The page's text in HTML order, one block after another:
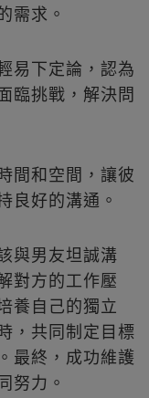
需求。
易下定論，認為
臨挑戰，解決問
間和空間，讓彼
良好的溝通。
與男友坦誠溝
對方的工作壓
養自己的獨立
，共同制定目標
最終，成功維護
努力。